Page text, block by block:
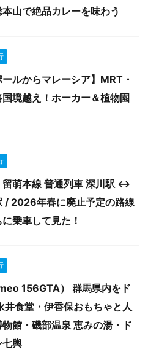
山で絶品カレーを味わう
ールからマレーシア】MRT・
境越え！ホーカー＆植物園
留萌本線 普通列車 深川駅 ↔️
/ 2026年春に廃止予定の路線
乗車して見た！
156GTA） 群馬県内をド
井食堂・伊香保おもちゃと人
館・磯部温泉 恵みの湯・ド
七輿